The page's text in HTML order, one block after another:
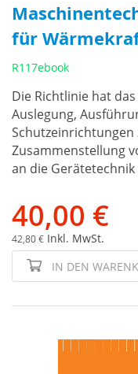
für
R117ebook
Die Richtlinie hat
Auslegung,
Schutzeinrichtungen
Zusammenstellung
an die
40,00 €
42,80 € Inkl. MwSt.
IN DEN